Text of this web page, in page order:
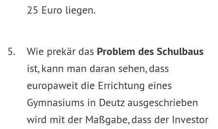
25 Euro liegen.
Wie prekär das Problem des Schulbaus
ist, kann man daran sehen, dass
europaweit die Errichtung eines
Gymnasiums in Deutz ausgeschrieben
wird mit der Maßgabe, dass der Investor